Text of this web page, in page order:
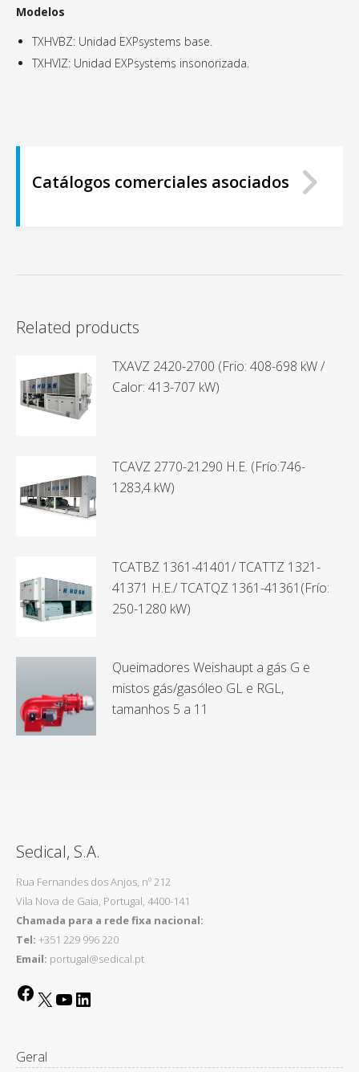
Modelos
TXHVBZ: Unidad EXPsystems base.
TXHVIZ: Unidad EXPsystems insonorizada.
Catálogos comerciales asociados
Related products
TXAVZ 2420-2700 (Frio: 408-698 kW /
Calor: 413-707 kW)
TCAVZ 2770-21290 H.E. (Frío:746-
1283,4 kW)
TCATBZ 1361-41401/ TCATTZ 1321-
41371 H.E./ TCATQZ 1361-41361(Frío:
250-1280 kW)
Queimadores Weishaupt a gás G e
mistos gás/gasóleo GL e RGL,
tamanhos 5 a 11
Sedical, S.A.
Rua Fernandes dos Anjos, nº 212
Vila Nova de Gaia, Portugal, 4400-141
Chamada para a rede fixa nacional:
Tel: +351 229 996 220
Email: portugal@sedical.pt
Facebook
X YouTube
Geral